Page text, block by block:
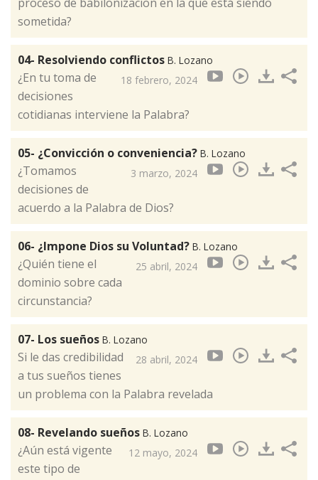
sometida?
04- Resolviendo conflictos B. Lozano
18 febrero, 2024
¿En tu toma de
decisiones
cotidianas interviene la Palabra?
05- ¿Convicción o conveniencia? B. Lozano
3 marzo, 2024
¿Tomamos
decisiones de
acuerdo a la Palabra de Dios?
06- ¿Impone Dios su Voluntad? B. Lozano
25 abril, 2024
¿Quién tiene el
dominio sobre cada
circunstancia?
07- Los sueños B. Lozano
28 abril, 2024
Si le das credibilidad
a tus sueños tienes
un problema con la Palabra revelada
08- Revelando sueños B. Lozano
12 mayo, 2024
¿Aún está vigente
este tipo de